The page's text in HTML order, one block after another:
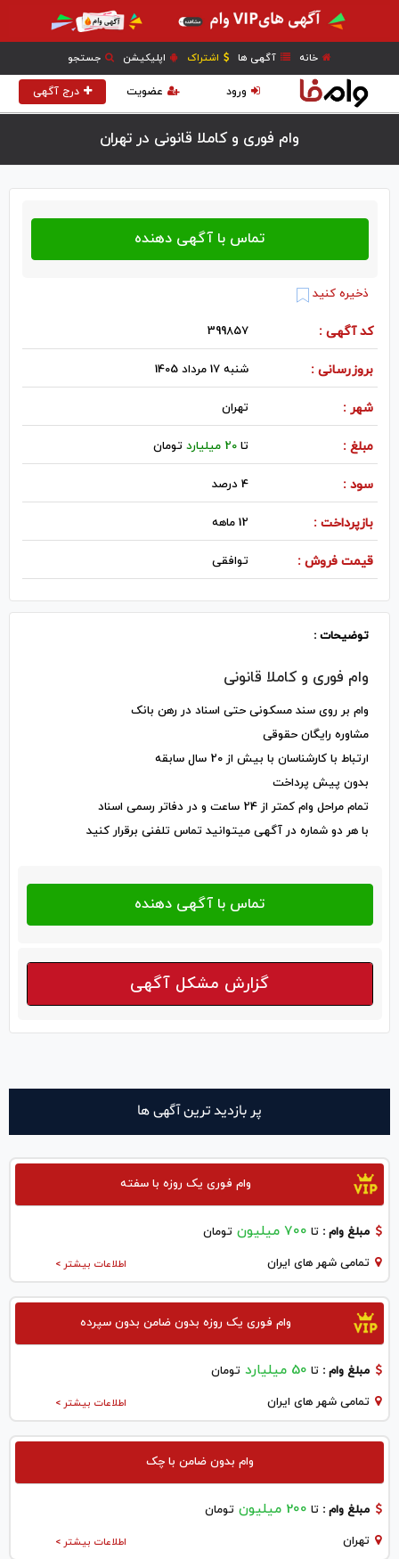
خانه آگهی ها اشتراک اپلیکیشن جستجو
درج آگهی عضویت ورود
وام فوری و کاملا قانونی در تهران
ذخیره کنید
کد آگهی : 399857
بروزرسانی : شنبه 17 مرداد 1405
شهر : تهران
مبلغ : تا20 میلیارد تومان
سود : 4 درصد
بازپرداخت : 12 ماهه
قیمت فروش : توافقی
توضیحات :
وام فوری و کاملا قانونی
وام بر روی سند مسکونی حتی اسناد در رهن بانک
مشاوره رایگان حقوقی
ارتباط با کارشناسان با بیش از 20 سال سابقه
بدون پیش پرداخت
تمام مراحل وام کمتر از 24 ساعت و در دفاتر رسمی اسناد
با هر دو شماره در آگهی میتوانید تماس تلفنی برقرار کنید
گزارش مشکل آگهی
پر بازدید ترین آگهی ها
وام فوری یک روزه با سفته
مبلغ وام : تا 700 میلیون تومان
اطلاعات بیشتر > تمامی شهر های ایران
وام فوری یک روزه بدون ضامن بدون سپرده
مبلغ وام : تا 50 میلیارد تومان
اطلاعات بیشتر > تمامی شهر های ایران
وام بدون ضامن با چک
مبلغ وام : تا 200 میلیون تومان
اطلاعات بیشتر > تهران